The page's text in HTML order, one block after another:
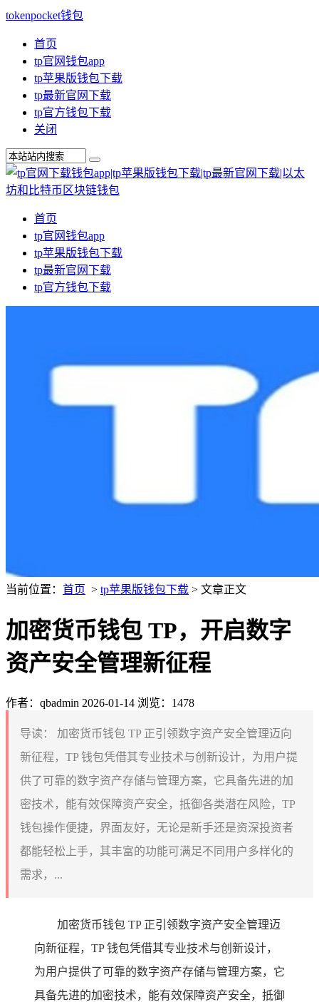
tokenpocket钱包
首页
tp官网钱包app
tp苹果版钱包下载
tp最新官网下载
tp官方钱包下载
关闭
首页
tp官网钱包app
tp苹果版钱包下载
tp最新官网下载
tp官方钱包下载
当前位置： 首页 > tp苹果版钱包下载 > 文章正文
加密货币钱包 TP，开启数字
资产安全管理新征程
作者：qbadmin 2026-01-14 浏览：1478
导读：
加密货币钱包 TP 正引领数字资产安全管理迈向
新征程，TP 钱包凭借其专业技术与创新设计，为用户提
供了可靠的数字资产存储与管理方案，它具备先进的加
密技术，能有效保障资产安全，抵御各类潜在风险，TP
钱包操作便捷，界面友好，无论是新手还是资深投资者
都能轻松上手，其丰富的功能可满足不同用户多样化的
需求，...
加密货币钱包 TP 正引领数字资产安全管理迈
向新征程，TP 钱包凭借其专业技术与创新设计，
为用户提供了可靠的数字资产存储与管理方案，它
具备先进的加密技术，能有效保障资产安全，抵御